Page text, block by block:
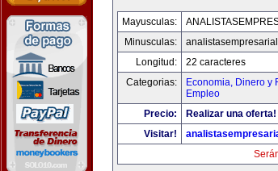
Mayusculas:
Minusculas:
Longitud:
22 caracteres
Categorias:
Economia, Dinero y
Empleo
Precio:
Realizar una oferta!
Visitar!